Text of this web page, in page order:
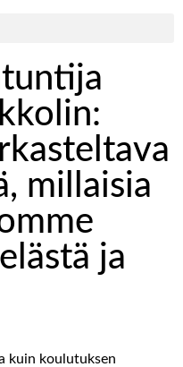
millaisia
ja
kuin koulutuksen